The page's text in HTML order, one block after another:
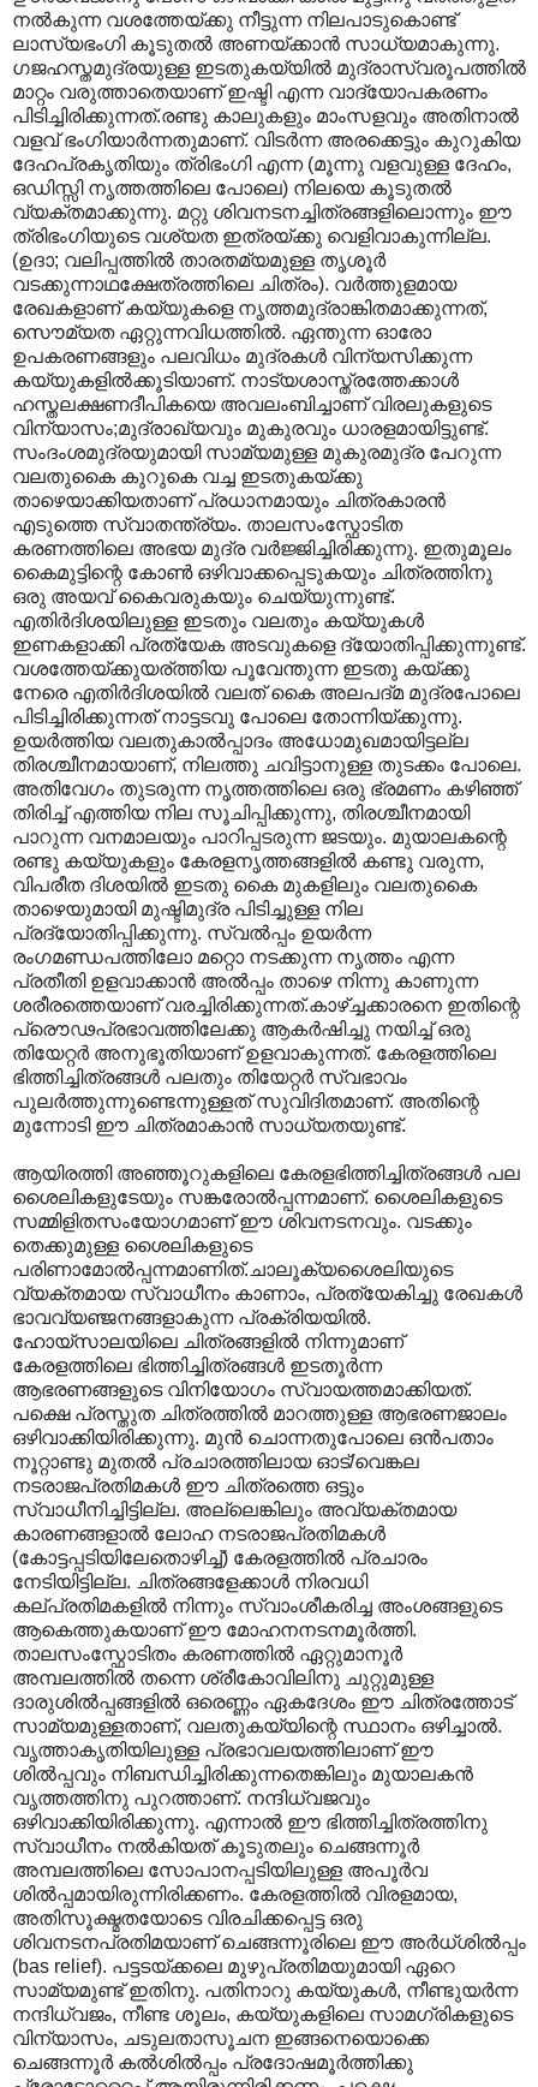
നല്‍കുന്ന വശത്തേയ്ക്കു നീട്ടുന്ന നിലപാടുകൊണ്ട്
ലാസ്യഭംഗി കൂടുതല്‍ അണയ്ക്കാന്‍ സാധ്യമാകുന്നു.
ഗജഹസ്തമുദ്രയുള്ള ഇടതുകയ്യില്‍ മുദ്രാസ്വരൂപത്തില്‍
മാറ്റം വരുത്താതെയാണ് ഇഷ്ടി എന്ന വാദ്യോപകരണം
പിടിച്ചിരിക്കുന്നത്.രണ്ടു കാലുകളും മാംസളവും അതിനാല്‍
വളവ് ഭംഗിയാര്‍ന്നതുമാണ്. വിടര്‍ന്ന അരക്കെട്ടും കുറുകിയ
ദേഹപ്രകൃതിയും ത്രിഭംഗി എന്ന (മൂന്നു വളവുള്ള ദേഹം,
ഒഡിസ്സി നൃത്തത്തിലെ പോലെ) നിലയെ കൂടുതല്‍
വ്യക്തമാക്കുന്നു. മറ്റു ശിവനടനച്ചിത്രങ്ങളിലൊന്നും ഈ
ത്രിഭംഗിയുടെ വശ്യത ഇത്രയ്ക്കു വെളിവാകുന്നില്ല.
(ഉദാ; വലിപ്പത്തില്‍ താരതമ്യമുള്ള തൃശൂര്‍
വടക്കുന്നാഥക്ഷേത്രത്തിലെ ചിത്രം). വര്‍ത്തുളമായ
രേഖകളാണ് കയ്യുകളെ നൃത്തമുദ്രാങ്കിതമാക്കുന്നത്,
സൌമ്യത ഏറ്റുന്നവിധത്തില്‍. ഏന്തുന്ന ഓരോ
ഉപകരണങ്ങളും പലവിധം മുദ്രകള്‍ വിന്യസിക്കുന്ന
കയ്യുകളില്‍‍ക്കൂടിയാണ്. നാട്യശാസ്ത്രത്തേക്കാള്‍‍
ഹസ്തലക്ഷണദീപികയെ അവലംബിച്ചാണ് വിരലുകളുടെ
വിന്യാസം;മുദ്രാഖ്യവും മുകുരവും ധാരളമായിട്ടുണ്ട്.
സംദംശമുദ്രയുമായി സാമ്യമുള്ള മുകുരമുദ്ര പേറുന്ന
വലതുകൈ കുറുകെ വച്ച ഇടതുകയ്ക്കു
താഴെയാക്കിയതാണ് പ്രധാനമായും ചിത്രകാരന്‍
എടുത്തെ സ്വാതന്ത്ര്യം. താലസംസ്ഫോടിത
കരണത്തിലെ അഭയ മുദ്ര വര്‍ജ്ജിച്ചിരിക്കുന്നു. ഇതുമൂലം
കൈമുട്ടിന്റെ കോണ്‍ ഒഴിവാക്കപ്പെടുകയും ചിത്രത്തിനു
ഒരു അയവ് കൈവരുകയും ചെയ്യുന്നുണ്ട്.
എതിര്‍ദിശയിലുള്ള ഇടതും വലതും കയ്യുകള്‍
ഇണകളാക്കി പ്രത്യേക അടവുകളെ ദ്യോതിപ്പിക്കുന്നുണ്ട്.
വശത്തേയ്ക്കുയര്ത്തിയ പൂവേന്തുന്ന ഇടതു കയ്ക്കു
നേരെ എതിര്‍ദിശയില്‍ വലത് കൈ അലപദ്മ മുദ്രപോലെ
പിടിച്ചിരിക്കുന്നത് നാട്ടടവു പോലെ തോന്നിയ്ക്കുന്നു.
ഉയര്‍ത്തിയ വലതുകാല്‍പ്പാദം അധോമുഖമായിട്ടല്ല
തിരശ്ചീനമായാണ്, നിലത്തു ചവിട്ടാനുള്ള തുടക്കം പോലെ.
അതിവേഗം തുടരുന്ന നൃത്തത്തിലെ ഒരു ഭ്രമണം കഴിഞ്ഞ്
തിരി‍ച്ച് എത്തിയ നില സൂചിപ്പിക്കുന്നു, തിരശ്ചീനമായി
പാറുന്ന വനമാലയും പാറിപ്പടരുന്ന ജടയും. മുയാലകന്റെ
രണ്ടു കയ്യുകളും കേരളനൃത്തങ്ങളില്‍ കണ്ടു വരുന്ന,
വിപരീത ദിശയില്‍ ഇടതു കൈ മുകളിലും വലതുകൈ
താഴെയുമായി മുഷ്ടിമുദ്ര പിടിച്ചുള്ള നില
പ്രദ്യോതിപ്പിക്കുന്നു. സ്വല്‍പ്പം ഉയര്‍ന്ന
രംഗമണ്ഡപത്തിലോ മറ്റൊ നടക്കുന്ന നൃത്തം എന്ന
പ്രതീതി ഉളവാക്കാന്‍ അല്‍പ്പം താഴെ നിന്നു കാണുന്ന
ശരീരത്തെയാണ് വരച്ചിരിക്കുന്നത്.കാഴ്ച്ചക്കാരനെ ഇതിന്റെ
പ്രൌഢപ്രഭാവത്തിലേക്കു ആകര്‍ഷിച്ചു നയിച്ച് ഒരു
തിയേറ്റര്‍ അനുഭൂതിയാണ് ഉളവാകുന്നത്. കേരളത്തിലെ
ഭിത്തിച്ചിത്രങ്ങള്‍ പലതും തിയേറ്റര്‍ സ്വഭാവം
പുലര്‍ത്തുന്നുണ്ടെന്നുള്ളത് സുവിദിതമാണ്. അതിന്റെ
മുന്നോടി ഈ ചിത്രമാകാന്‍ സാധ്യതയുണ്ട്.
ആയിരത്തി അഞ്ഞൂറുകളിലെ കേരളഭിത്തിച്ചിത്രങ്ങള്‍ പല
ശൈലികളുടേയും സങ്കരോല്‍പ്പന്നമാണ്. ശൈലികളുടെ
സമ്മിളിതസംയോഗമാണ് ഈ ശിവനടനവും. വടക്കും
തെക്കുമുള്ള ശൈലികളുടെ
പരിണാമോല്‍പ്പന്നമാണിത്.ചാലൂക്യശൈലിയുടെ
വ്യക്തമായ സ്വാധീനം കാണാം, പ്രത്യേകിച്ചു രേഖകള്‍
ഭാവവ്യഞ്ജനങ്ങളാകുന്ന പ്രക്രിയയില്‍.
ഹോയ്സാലയിലെ ചിത്രങ്ങളില്‍ നിന്നുമാണ്
കേരളത്തിലെ ഭിത്തിച്ചിത്രങ്ങള്‍ ഇടതൂര്‍ന്ന
ആഭരണങ്ങളുടെ വിനിയോഗം സ്വായത്തമാക്കിയത്.
പക്ഷെ പ്രസ്തുത ചിത്രത്തില്‍ മാറത്തുള്ള ആഭരണജാലം
ഒഴിവാക്കിയിരിക്കുന്നു. മുന്‍ ചൊന്നതുപോലെ ഒന്‍പതാം
നൂറ്റാണ്ടു മുതല്‍ പ്രചാരത്തിലായ ഓട്/വെങ്കല
നടരാജപ്രതിമകള്‍ ഈ ചിത്രത്തെ ഒട്ടും
സ്വാധീനിച്ചിട്ടില്ല. അല്ലെങ്കിലും അവ്യക്തമായ
കാരണങ്ങളാല്‍ ലോഹ നടരാജപ്രതിമകള്‍
(കോട്ടപ്പടിയിലേതൊഴിച്ച്) കേരളത്തില്‍ പ്രചാരം
നേടിയിട്ടില്ല. ചിത്രങ്ങളേക്കാള്‍ നിരവധി
കല്പ്രതിമകളില്‍ നിന്നും സ്വാംശീകരിച്ച അംശങ്ങളുടെ
ആകെത്തുകയാണ് ഈ മോഹനനടനമൂര്‍ത്തി.
താലസംസ്ഫോടിതം കരണത്തില്‍ ഏറ്റുമാനൂര്‍
അമ്പലത്തില്‍ തന്നെ ശ്രീകോവിലിനു ചുറ്റുമുള്ള
ദാരുശില്‍പ്പങ്ങളില്‍ ഒരെണ്ണം ഏകദേശം ഈ ചിത്രത്തോട്
സാമ്യമുള്ളതാണ്, വലതുകയ്യിന്റെ സ്ഥാനം ഒഴിച്ചാല്‍.
വൃത്താകൃതിയിലുള്ള പ്രഭാവലയത്തിലാണ് ഈ
ശില്‍പ്പവും നിബന്ധിച്ചിരിക്കുന്നതെങ്കിലും മുയാലകന്‍
വൃത്തത്തിനു പുറത്താണ്. നന്ദിധ്വജവും
ഒഴിവാക്കിയിരിക്കുന്നു. എന്നാല്‍ ഈ ഭിത്തിച്ചിത്രത്തിനു
സ്വാധീനം നല്‍കിയത് കൂടുതലും ചെങ്ങന്നൂര്‍
അമ്പലത്തിലെ സോപാനപ്പടിയിലുള്ള അപൂര്‍വ
ശില്‍പ്പമായിരുന്നിരിക്കണം. കേരളത്തില്‍ വിരളമായ,
അതിസൂക്ഷ്മതയോടെ വിരചിക്കപ്പെട്ട ഒരു
ശിവനടനപ്രതിമയാണ് ചെങ്ങന്നൂരിലെ ഈ അര്‍ധ്ശില്‍പ്പം
(bas relief). പട്ടടയ്ക്കലെ മുഴുപ്രതിമയുമായി ഏറെ
സാമ്യമുണ്ട് ഇതിനു. പതിനാറു കയ്യുകള്‍, നീണ്ടുയര്‍ന്ന
നന്ദിധ്വജം, നീണ്ട ശൂലം, കയ്യുകളിലെ സാമഗ്രികളുടെ
വിന്യാസം, ചടുലതാസൂചന ഇങ്ങനെയൊക്കെ
ചെങ്ങന്നൂര്‍ കല്‍ശില്‍പ്പം പ്രദോഷമൂര്‍ത്തിക്കു